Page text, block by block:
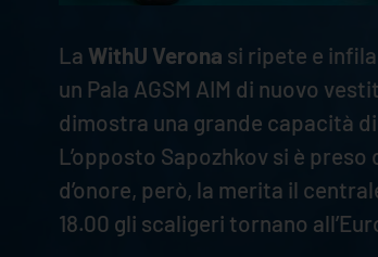
La WithU Verona si ripete e
un Pala AGSM AIM di nuovo
dimostra una grande capacità
L’opposto Sapozhkov si è
d’onore, però, la merita il
18.00 gli scaligeri tornano